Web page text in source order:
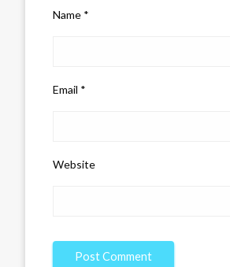
Name *
Email *
Website